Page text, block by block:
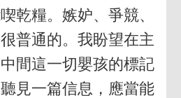
乾糧。嫉妒、爭競、
普通的。我盼望在主
間這一切嬰孩的標記
見一篇信息，應當能